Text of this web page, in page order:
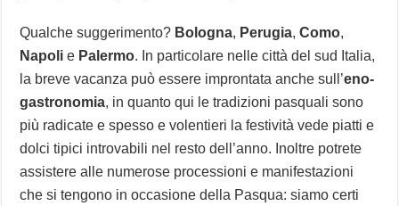
Qualche suggerimento? Bologna, Perugia,Como,
Napoli e Palermo. In particolare nelle città del sud Italia,
la breve vacanza può essere improntata anche sull’eno-
gastronomia, in quanto qui le tradizioni pasquali sono
più radicate e spesso e volentieri la festività vede piatti e
dolci tipici introvabili nel resto dell’anno. Inoltre potrete
assistere alle numerose processioni e manifestazioni
che si tengono in occasione della Pasqua: siamo certi